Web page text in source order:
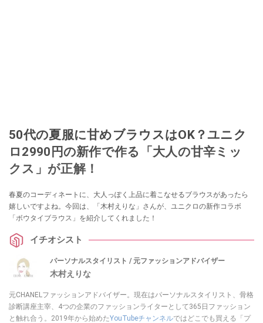
50代の夏服に甘めブラウスはOK？ユニク
ロ2990円の新作で作る「大人の甘辛ミッ
クス」が正解！
春夏のコーディネートに、大人っぽく上品に着こなせるブラウスがあったら
嬉しいですよね。今回は、「木村えりな」さんが、ユニクロの新作コラボ
「ボウタイブラウス」を紹介してくれました！
イチオシスト
パーソナルスタイリスト / 元ファッションアドバイザー
木村えりな
元CHANELファッションアドバイザー。現在はパーソナルスタイリスト、骨格
診断講座主宰、4つの企業のファッションライターとして365日ファッション
と触れ合う。2019年から始めたYouTubeチャンネルではどこでも買える「プ